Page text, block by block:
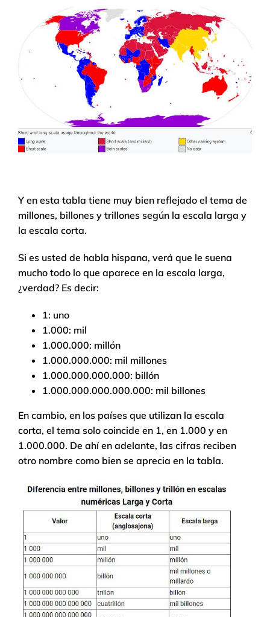
Y en esta tabla tiene muy bien reflejado el tema de
millones, billones y trillones según la escala larga y
la escala corta.
Si es usted de habla hispana, verá que le suena
mucho todo lo que aparece en la escala larga,
¿verdad? Es decir:
1: uno
1.000: mil
1.000.000: millón
1.000.000.000: mil millones
1.000.000.000.000: billón
1.000.000.000.000.000: mil billones
En cambio, en los países que utilizan la escala
corta, el tema solo coincide en 1, en 1.000 y en
1.000.000. De ahí en adelante, las cifras reciben
otro nombre como bien se aprecia en la tabla.